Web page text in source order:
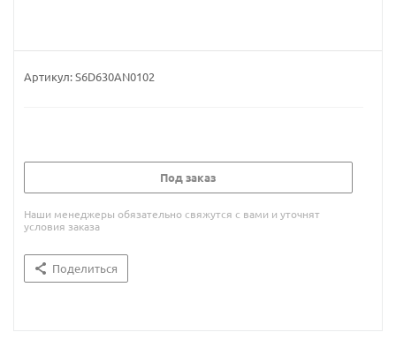
Артикул:S6D630AN0102
Под заказ
Наши менеджеры обязательно свяжутся с вами и уточнят
условия заказа
Поделиться